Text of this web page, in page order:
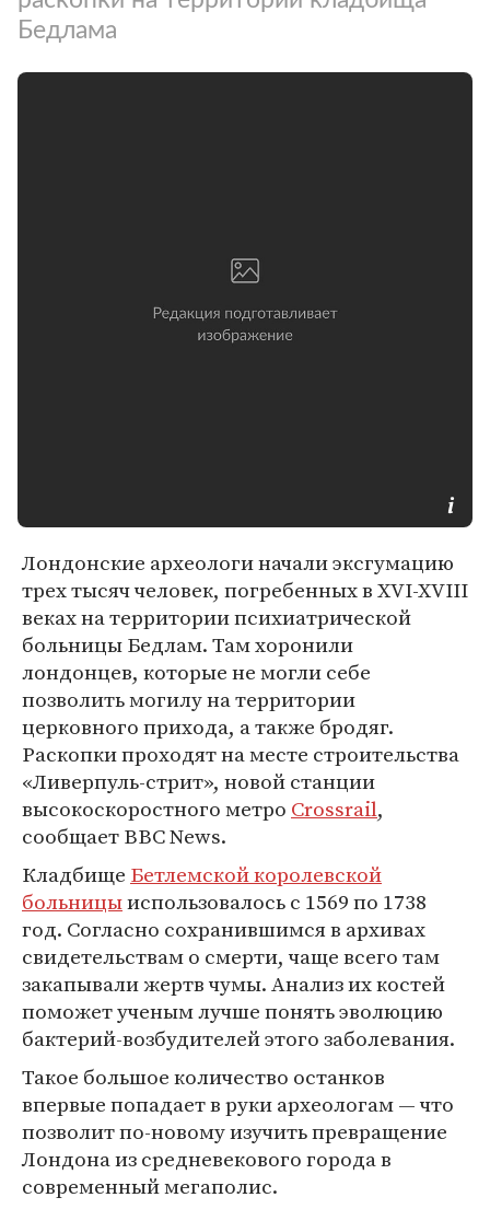
Бедлама
Лондонские археологи начали эксгумацию
трех тысяч человек, погребенных в XVI-XVIII
веках на территории психиатрической
больницы Бедлам. Там хоронили
лондонцев, которые не могли себе
позволить могилу на территории
церковного прихода, а также бродяг.
Раскопки проходят на месте строительства
«Ливерпуль-стрит», новой станции
высокоскоростного метро Crossrail,
сообщает BBC News.
Кладбище Бетлемской королевской
больницыиспользовалось с 1569 по 1738
год. Согласно сохранившимся в архивах
свидетельствам о смерти, чаще всего там
закапывали жертв чумы. Анализ их костей
поможет ученым лучше понять эволюцию
бактерий-возбудителей этого заболевания.
Такое большое количество останков
впервые попадает в руки археологам — что
позволит по-новому изучить превращение
Лондона из средневекового города в
современный мегаполис.